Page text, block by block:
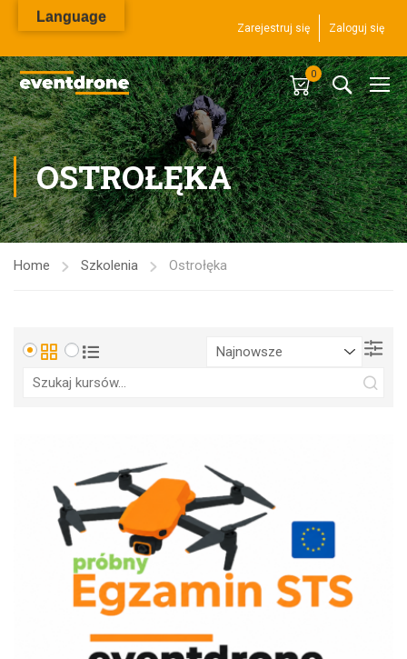
Zarejestruj się Zaloguj się
0
OSTROŁĘKA
Home Szkolenia Ostrołęka
Language